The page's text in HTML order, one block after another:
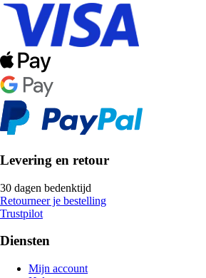
Levering en retour
30 dagen bedenktijd
Retourneer je bestelling
Trustpilot
Diensten
Mijn account